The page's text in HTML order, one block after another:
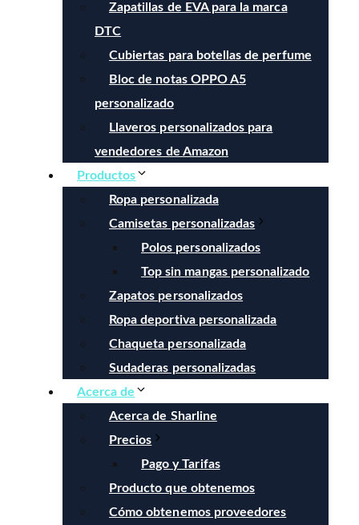
Zapatillas de EVA para la marca
DTC
Cubiertas para botellas de perfume
Bloc de notas OPPO A5
personalizado
Llaveros personalizados para
vendedores de Amazon
Productos
Ropa personalizada
Camisetas personalizadas
Polos personalizados
Top sin mangas personalizado
Zapatos personalizados
Ropa deportiva personalizada
Chaqueta personalizada
Sudaderas personalizadas
Acerca de
Acerca de Sharline
Precios
Pago y Tarifas
Producto que obtenemos
Cómo obtenemos proveedores